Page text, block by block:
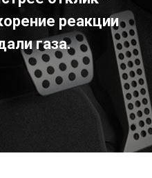
реакции
газа.